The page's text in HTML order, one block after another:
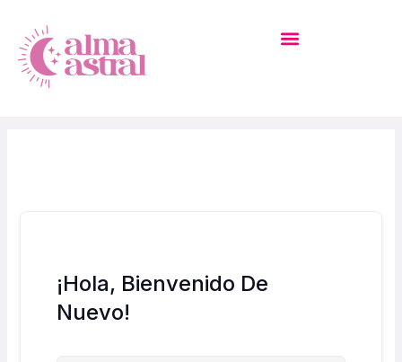
Contenido
¡Hola, Bienvenido De
Nuevo!